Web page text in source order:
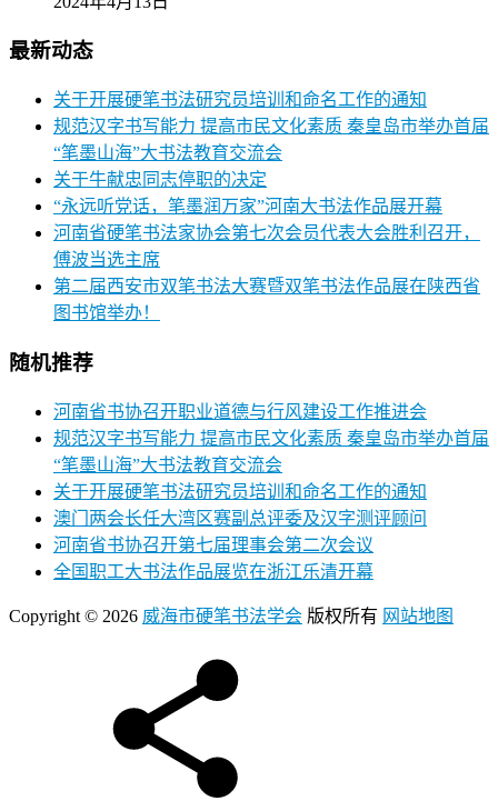
最新动态
关于开展硬笔书法研究员培训和命名工作的通知
规范汉字书写能力 提高市民文化素质 秦皇岛市举办首届
“笔墨山海”大书法教育交流会
关于牛献忠同志停职的决定
“永远听党话，笔墨润万家”河南大书法作品展开幕
河南省硬笔书法家协会第七次会员代表大会胜利召开，
傅波当选主席
第二届西安市双笔书法大赛暨双笔书法作品展在陕西省
图书馆举办！
随机推荐
河南省书协召开职业道德与行风建设工作推进会
规范汉字书写能力 提高市民文化素质 秦皇岛市举办首届
“笔墨山海”大书法教育交流会
关于开展硬笔书法研究员培训和命名工作的通知
澳门两会长任大湾区赛副总评委及汉字测评顾问
河南省书协召开第七届理事会第二次会议
全国职工大书法作品展览在浙江乐清开幕
Copyright © 2026 威海市硬笔书法学会 版权所有 网站地图